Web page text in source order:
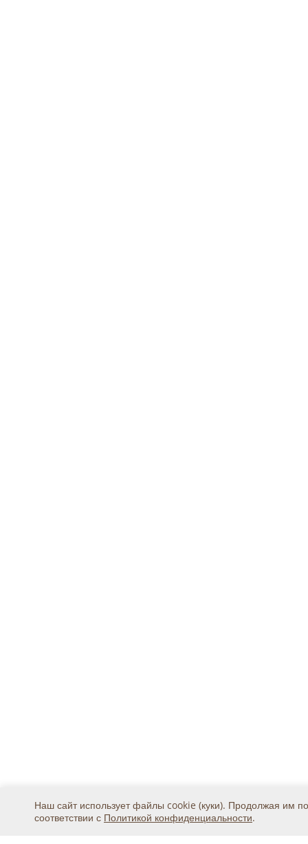
Наш сайт использует файлы cookie (куки). Продолжая им
соответствии с Политикой конфиденциальности.